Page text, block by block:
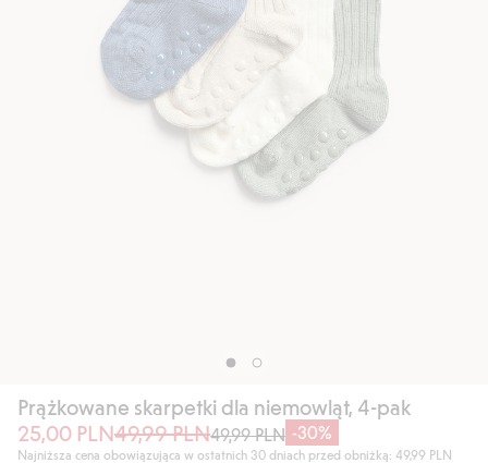
Prążkowane skarpetki dla niemowląt, 4-pak
25,00 PLN49,99 PLN49,99 PLN -30%
Najniższa cena obowiązująca w ostatnich 30 dniach przed obniżką: 49,99 PLN